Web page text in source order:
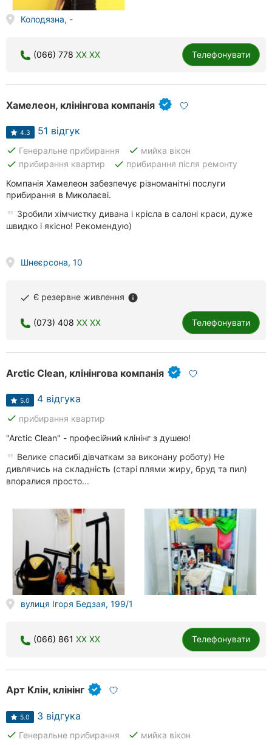
Колодязна, -
(066) 778 XX XX Телефонувати
Хамелеон, клінінгова компанія
4.3 51 відгук
done Генеральне прибирання done мийка вікон
done прибирання квартир done прибирання після ремонту
Компанія Хамелеон забезпечує різноманітні послуги
прибирання в Миколаєві.
Зробили хімчистку дивана і крісла в салоні краси, дуже
швидко і якісно! Рекомендую)
Шнеєрсона, 10
done Є резервне живлення info
(073) 408 XX XX Телефонувати
Arctic Clean, клінінгова компанія
5.0 4 відгука
done прибирання квартир
"Arctic Clean" - професійний клінінг з душею!
Велике спасибі дівчаткам за виконану роботу) Не
дивлячись на складність (старі плями жиру, бруд та пил)
впоралися просто...
вулиця Ігоря Бедзая, 199/1
(066) 861 XX XX Телефонувати
Арт Клін, клінінг
5.0 3 відгука
done Генеральне прибирання done мийка вікон